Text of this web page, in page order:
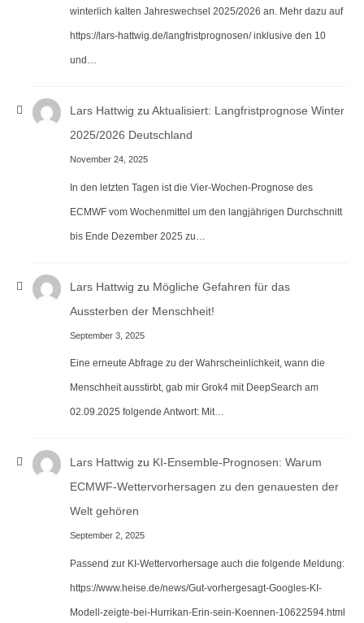
winterlich kalten Jahreswechsel 2025/2026 an. Mehr dazu auf
https://lars-hattwig.de/langfristprognosen/ inklusive den 10
und…
Lars Hattwig zu Aktualisiert: Langfristprognose Winter
2025/2026 Deutschland
November 24, 2025
In den letzten Tagen ist die Vier-Wochen-Prognose des
ECMWF vom Wochenmittel um den langjährigen Durchschnitt
bis Ende Dezember 2025 zu…
Lars Hattwig zu Mögliche Gefahren für das
Aussterben der Menschheit!
September 3, 2025
Eine erneute Abfrage zu der Wahrscheinlichkeit, wann die
Menschheit ausstirbt, gab mir Grok4 mit DeepSearch am
02.09.2025 folgende Antwort: Mit…
Lars Hattwig zu KI-Ensemble-Prognosen: Warum
ECMWF-Wettervorhersagen zu den genauesten der
Welt gehören
September 2, 2025
Passend zur KI-Wettervorhersage auch die folgende Meldung:
https://www.heise.de/news/Gut-vorhergesagt-Googles-KI-
Modell-zeigte-bei-Hurrikan-Erin-sein-Koennen-10622594.html